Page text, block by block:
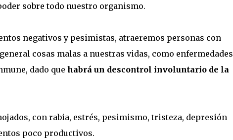
sobre todo nuestro organismo.
negativos y pesimistas, atraeremos personas con
cosas malas a nuestras vidas, como enfermedades
dado que habrá un descontrol involuntario de la
con rabia, estrés, pesimismo, tristeza, depresión
poco productivos.